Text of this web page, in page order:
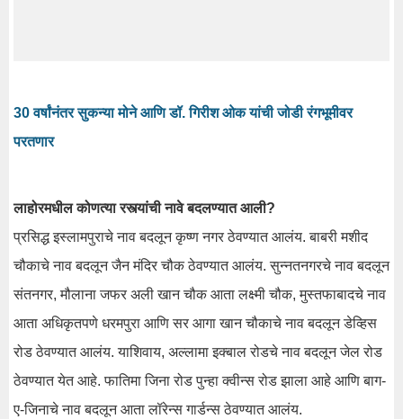
30 वर्षांनंतर सुकन्या मोने आणि डॉ. गिरीश ओक यांची जोडी रंगभूमीवर
परतणार
लाहोरमधील कोणत्या रस्त्यांची नावे बदलण्यात आली?
प्रसिद्ध इस्लामपुराचे नाव बदलून कृष्ण नगर ठेवण्यात आलंय. बाबरी मशीद
चौकाचे नाव बदलून जैन मंदिर चौक ठेवण्यात आलंय. सुन्नतनगरचे नाव बदलून
संतनगर, मौलाना जफर अली खान चौक आता लक्ष्मी चौक, मुस्तफाबादचे नाव
आता अधिकृतपणे धरमपुरा आणि सर आगा खान चौकाचे नाव बदलून डेव्हिस
रोड ठेवण्यात आलंय. याशिवाय, अल्लामा इक्बाल रोडचे नाव बदलून जेल रोड
ठेवण्यात येत आहे. फातिमा जिना रोड पुन्हा क्वीन्स रोड झाला आहे आणि बाग-
ए-जिनाचे नाव बदलून आता लॉरेन्स गार्डन्स ठेवण्यात आलंय.